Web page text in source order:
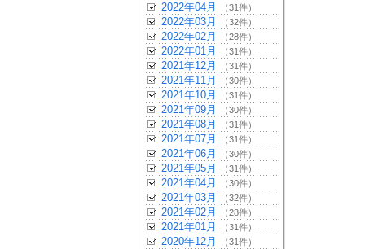
2022年04月 （31件）
2022年03月 （32件）
2022年02月 （28件）
2022年01月 （31件）
2021年12月 （31件）
2021年11月 （30件）
2021年10月 （31件）
2021年09月 （30件）
2021年08月 （31件）
2021年07月 （31件）
2021年06月 （30件）
2021年05月 （31件）
2021年04月 （30件）
2021年03月 （32件）
2021年02月 （28件）
2021年01月 （31件）
2020年12月 （31件）